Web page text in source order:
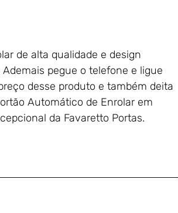
de alta qualidade e design
pegue o telefone e ligue
desse produto e também deita
Automático de Enrolar em
da Favaretto Portas.